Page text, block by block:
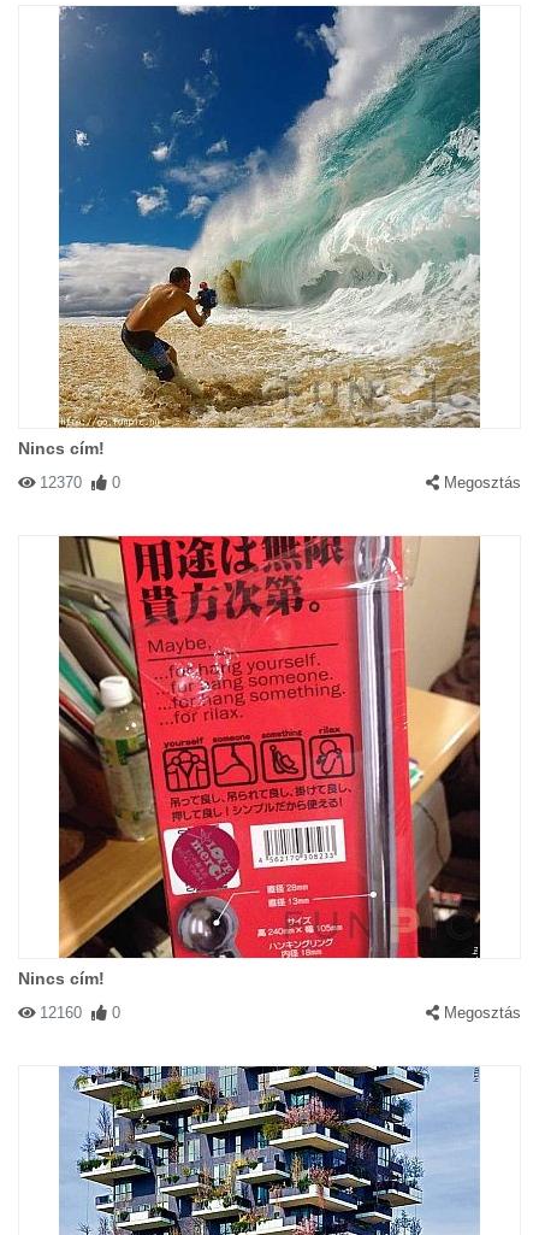
Nincs cím!
12370 0 Megosztás
Nincs cím!
12160 0 Megosztás